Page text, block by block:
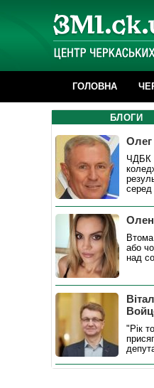
ГОЛОВНА
БЛОГИ
Олег
ЧДБК
серед
або
над
"Рік